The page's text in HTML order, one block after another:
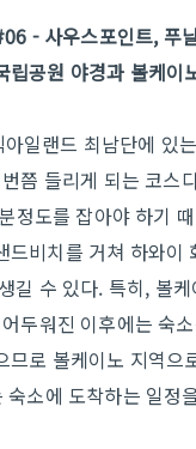
- 사우스포인트, 푸
립공원 야경과 볼케이
일랜드 최남단에 있
쯤 들리게 되는 코스
정도를 잡아야 하기
드비치를 거쳐 하와이
길 수 있다. 특히, 볼
두워진 이후에는 숙
므로 볼케이노 지역으
숙소에 도착하는 일정